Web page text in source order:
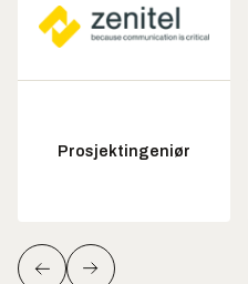
Prosjektingeniør